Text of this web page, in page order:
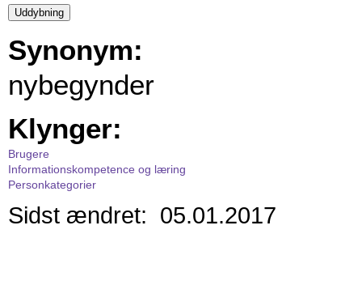
Synonym:
nybegynder
Klynger:
Brugere
Informationskompetence og læring
Personkategorier
Sidst ændret: 05.01.2017